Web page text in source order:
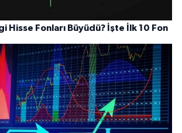
Hisse Fonları Büyüdü? İşte İlk 10 Fon